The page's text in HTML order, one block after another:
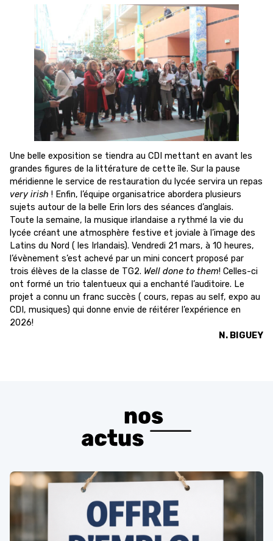
Une belle exposition se tiendra au CDI mettant en avant les
grandes figures de la littérature de cette île. Sur la pause
méridienne le service de restauration du lycée servira un repas
very irish ! Enfin, l’équipe organisatrice abordera plusieurs
sujets autour de la belle Erin lors des séances d’anglais.
Toute la semaine, la musique irlandaise a rythmé la vie du
lycée créant une atmosphère festive et joviale à l’image des
Latins du Nord ( les Irlandais). Vendredi 21 mars, à 10 heures,
l’évènement s’est achevé par un mini concert proposé par
trois élèves de la classe de TG2. Well done to them! Celles-ci
ont formé un trio talentueux qui a enchanté l’auditoire. Le
projet a connu un franc succès ( cours, repas au self, expo au
CDI, musiques) qui donne envie de réitérer l’expérience en
2026!
N. BIGUEY